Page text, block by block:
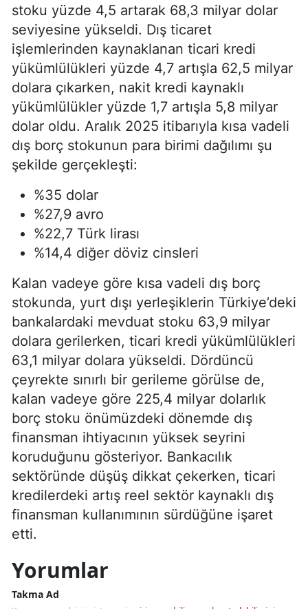
stoku yüzde 4,5 artarak 68,3 milyar dolar
seviyesine yükseldi. Dış ticaret
işlemlerinden kaynaklanan ticari kredi
yükümlülükleri yüzde 4,7 artışla 62,5 milyar
dolara çıkarken, nakit kredi kaynaklı
yükümlülükler yüzde 1,7 artışla 5,8 milyar
dolar oldu. Aralık 2025 itibarıyla kısa vadeli
dış borç stokunun para birimi dağılımı şu
şekilde gerçekleşti:
%35 dolar
%27,9 avro
%22,7 Türk lirası
%14,4 diğer döviz cinsleri
Kalan vadeye göre kısa vadeli dış borç
stokunda, yurt dışı yerleşiklerin Türkiye’deki
bankalardaki mevduat stoku 63,9 milyar
dolara gerilerken, ticari kredi yükümlülükleri
63,1 milyar dolara yükseldi. Dördüncü
çeyrekte sınırlı bir gerileme görülse de,
kalan vadeye göre 225,4 milyar dolarlık
borç stoku önümüzdeki dönemde dış
finansman ihtiyacının yüksek seyrini
koruduğunu gösteriyor. Bankacılık
sektöründe düşüş dikkat çekerken, ticari
kredilerdeki artış reel sektör kaynaklı dış
finansman kullanımının sürdüğüne işaret
etti.
Yorumlar
Takma Ad